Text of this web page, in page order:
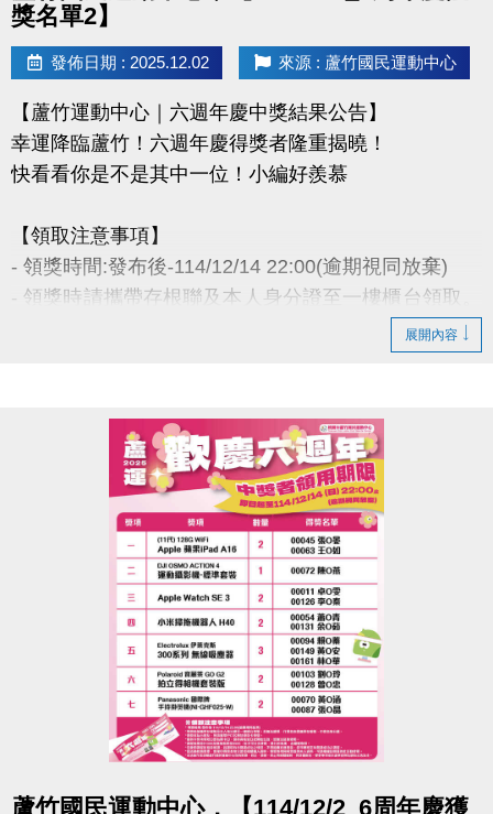
洽詢專線 : (03)263-9066 分機114、115
https://www.lzsports.com.tw/zh_TW/news/pageID/1/
FB : @桃園市蘆竹國民運動中心
IG : @luzhusports
獎名單2】
發佈日期 : 2025.12.02 來源 : 蘆竹國民運動中心
【蘆竹運動中心｜六週年慶中獎結果公告】
幸運降臨蘆竹！六週年慶得獎者隆重揭曉！
快看看你是不是其中一位！小編好羨慕
【領取注意事項】
- 領獎時間:發布後-114/12/14 22:00(逾期視同放棄)
- 領獎時請攜帶存根聯及本人身分證至一樓櫃台領取。
若無法親領，代領者亦需攜帶存根聯、中獎者身分
- 會員卡獎項領取日即為開卡日，會員資格當日起開始
生效，恕無法延後使用。
- 課程抵用金$1500及場地抵用金$500，皆不可分次使
用，進行折抵後，由櫃檯收回。
- 若使用課程折抵金報課，該課程有未開課成功之情
況，不得退費折換現金，但可轉班至有開課成功之課
- 因活動核銷需要，會複印得獎者身分證或相關個人資
料，領獎則視同同意提供本人資料，可請櫃檯註明僅
供此活動使用。
- 本活動作業說明蘆竹國民運動中心保有解釋、修正、
調整、終止等相關權利，其詳細辦法、變更事項或未
展開內容
蘆竹國民運動中心，【114/12/2_6周年慶獲